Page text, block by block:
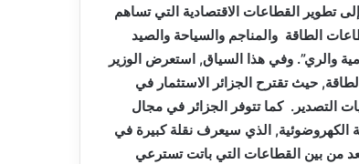
تطوير القطاعات الاقتصادية التي تساهم
الطاقة والمناجم والسياحة والصيد
والري”. وفي هذا السياق, استعرض الوزير
حيث تقترح الجزائر الاستثمار في
التصدير. كما تتوفر الجزائر في مجال
الكهروضوئية, الذي سيعرف نقلة كبيرة في
من بين القطاعات التي باتت تسترعي